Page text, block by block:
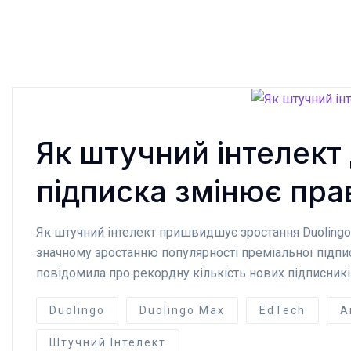
Як штучний
підписка змінює
Як штучний інтелект пришвидшує зростання
значному зростанню популярності преміальної
повідомила про рекордну кількість нових
Duolingo Duolingo Max EdTech
Штучний Інтелект